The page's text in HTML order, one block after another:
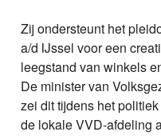
Zij ondersteunt het
a/d IJssel voor een
leegstand van winkels
De minister van
zei dit tijdens het
de lokale VVD-afdeling